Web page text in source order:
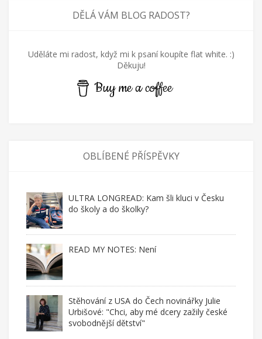
DĚLÁ VÁM BLOG RADOST?
Uděláte mi radost, když mi k psaní koupíte flat white. :)
Děkuju!
Buy me a coffee
OBLÍBENÉ PŘÍSPĚVKY
ULTRA LONGREAD: Kam šli kluci v Česku
do školy a do školky?
READ MY NOTES: Není
Stěhování z USA do Čech novinářky Julie
Urbišové: "Chci, aby mé dcery zažily české
svobodnější dětství"